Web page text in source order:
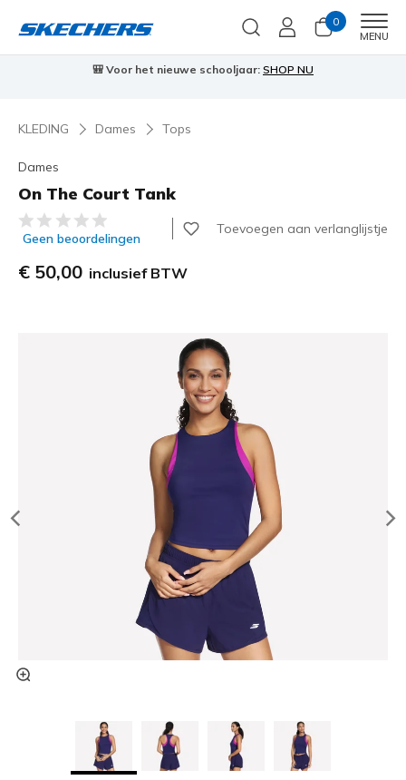
0
MENU
🎒 Voor het nieuwe schooljaar: SHOP NU
KLEDING Dames Tops
Dames
On The Court Tank
3,8 van de 5 klantbeoordelingen
Geen beoordelingen
Toevoegen aan verlanglijstje
€ 50,00 inclusief BTW